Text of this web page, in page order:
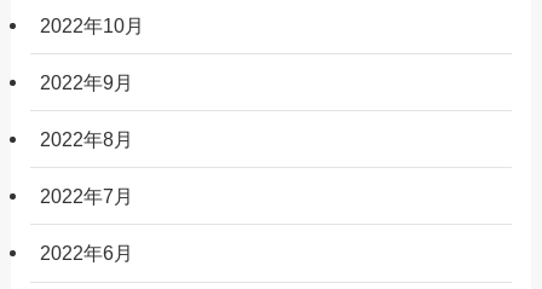
2022年10月
2022年9月
2022年8月
2022年7月
2022年6月